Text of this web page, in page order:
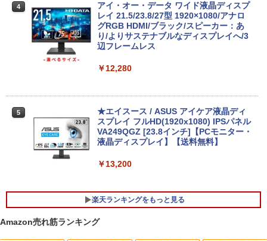
【整備済み品】 15.6インチ 第11世代Inte
l N5095 FHD1920*1080IPS液晶 最大メ
MicrosoftOffice2024可 日本語配列キー
￥32,800
ノートパソコン HP ProBook 450 G7 第
チ Windows 11 Pro 送料無料 保証付き
4
【全品最大2500円OFFクーポン】【22イ
ンチ 液晶+新品キーボード＆新品無線マ
ウスセット】HP EliteDesk 800 G1 SFF
デスクトップPC 第4世代Core-i7 Office
付き Windows11 メモリ8GB/16GB SSD
USB3.0 デスクトップ PC 中古 PC
【正規永久版Office付き】NiPoGi ミニp
c Intel N5030 最大3.1Hz mini pc Windo
可能) 4K 静音 高速熱放散 小型超軽量ミ
2 省電力 小型パソコン
4
アイ・オー・データ ワイド液晶ディスプ
レイ 21.5/23.8/27型 1920×1080/アナロ
グRGB HDMI/ブラック/スピーカー：あ
り/よりサステナブルなディスプレイへ/3
辺フレームレス
￥12,280
5
★エイスース / ASUS アイケア液晶ディ
スプレイ フルHD(1920x1080) IPSパネル
VA249QGZ [23.8インチ]【PCモニター・
液晶ディスプレイ】【送料無料】
￥13,200
楽天ランキングをもっと見る
Amazon売れ筋ランキング